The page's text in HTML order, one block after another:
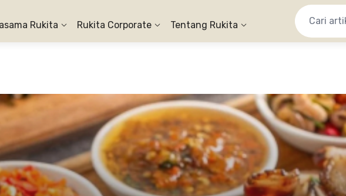
Rukita Rukita Corporate Tentang Rukita